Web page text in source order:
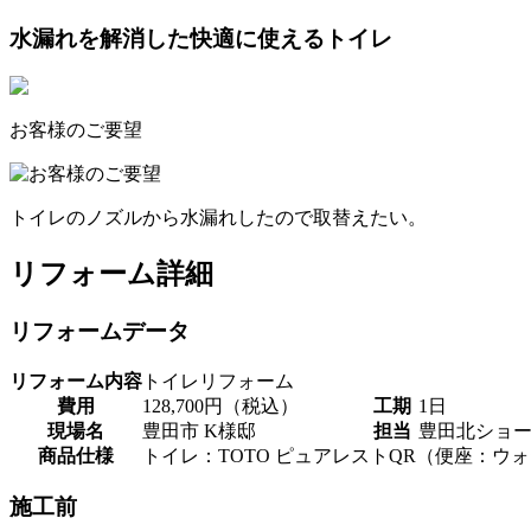
水漏れを解消した快適に使えるトイレ
お客様のご要望
トイレのノズルから水漏れしたので取替えたい。
リフォーム詳細
リフォームデータ
リフォーム内容 トイレリフォーム
費用
128,700円（税込） 工期 1日
現場名
豊田市 K様邸 担当 豊田北ショ
商品仕様
トイレ：TOTO ピュアレストQR（便座：ウォ
施工前